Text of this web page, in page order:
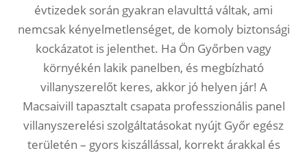
évtizedek során gyakran elavulttá váltak, ami
nemcsak kényelmetlenséget, de komoly biztonsági
kockázatot is jelenthet. Ha Ön Győrben vagy
környékén lakik panelben, és megbízható
villanyszerelőt keres, akkor jó helyen jár! A
Macsaivill tapasztalt csapata professzionális panel
villanyszerelési szolgáltatásokat nyújt Győr egész
területén – gyors kiszállással, korrekt árakkal és